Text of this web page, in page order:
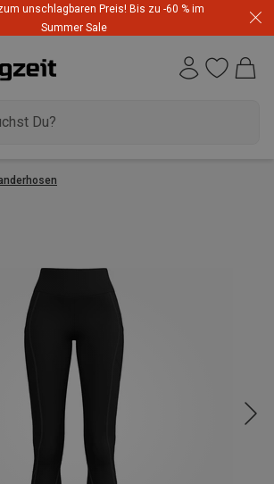
unschlagbaren Preis! Bis zu -60 % im
Summer Sale